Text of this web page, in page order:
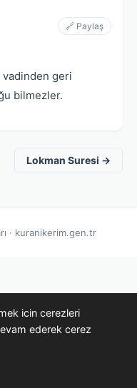
🔗 Paylaş
vadinden geri
bilmezler.
Lokman Suresi →
· kuranikerim.gen.tr
icin cerezleri
ederek cerez